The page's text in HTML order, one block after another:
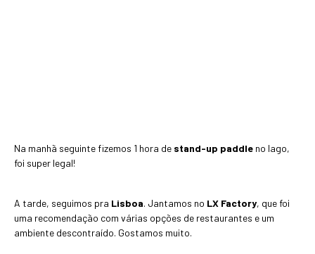
Na manhã seguinte fizemos 1 hora de stand-up paddle no lago,
foi super legal!
A tarde, seguimos pra Lisboa. Jantamos no LX Factory, que foi
uma recomendação com várias opções de restaurantes e um
ambiente descontraído. Gostamos muito.